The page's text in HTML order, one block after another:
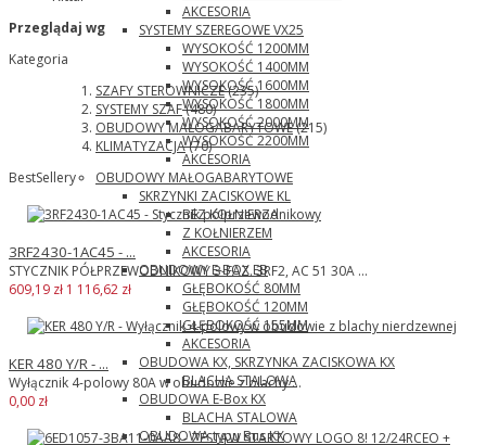
AKCESORIA
SYSTEMY SZEREGOWE VX25
WYSOKOŚĆ 1200MM
WYSOKOŚĆ 1400MM
WYSOKOŚĆ 1600MM
WYSOKOŚĆ 1800MM
WYSOKOŚĆ 2000MM
WYSOKOŚĆ 2200MM
AKCESORIA
OBUDOWY MAŁOGABARYTOWE
SKRZYNKI ZACISKOWE KL
BEZ KOŁNIERZA
Z KOŁNIERZEM
AKCESORIA
OBUDOWY E-BOX EB
GŁĘBOKOŚĆ 80MM
GŁĘBOKOŚĆ 120MM
GŁĘBOKOŚĆ 155MM
AKCESORIA
OBUDOWA KX, SKRZYNKA ZACISKOWA KX
BLACHA STALOWA
OBUDOWA E-Box KX
BLACHA STALOWA
OBUDOWA typu Bus KX
Przeglądaj wg
Kategoria
SZAFY STEROWNICZE(235)
SYSTEMY SZAF(480)
OBUDOWY MAŁOGABARYTOWE(215)
KLIMATYZACJA(70)
BestSellery
3RF2430-1AC45 - ...
STYCZNIK PÓŁPRZEWODNIKOWY 3-FAZ. 3RF2, AC 51 30A ...
609,19 zł 1 116,62 zł
KER 480 Y/R - ...
Wyłącznik 4-polowy 80A w obudowie z blachy ...
0,00 zł